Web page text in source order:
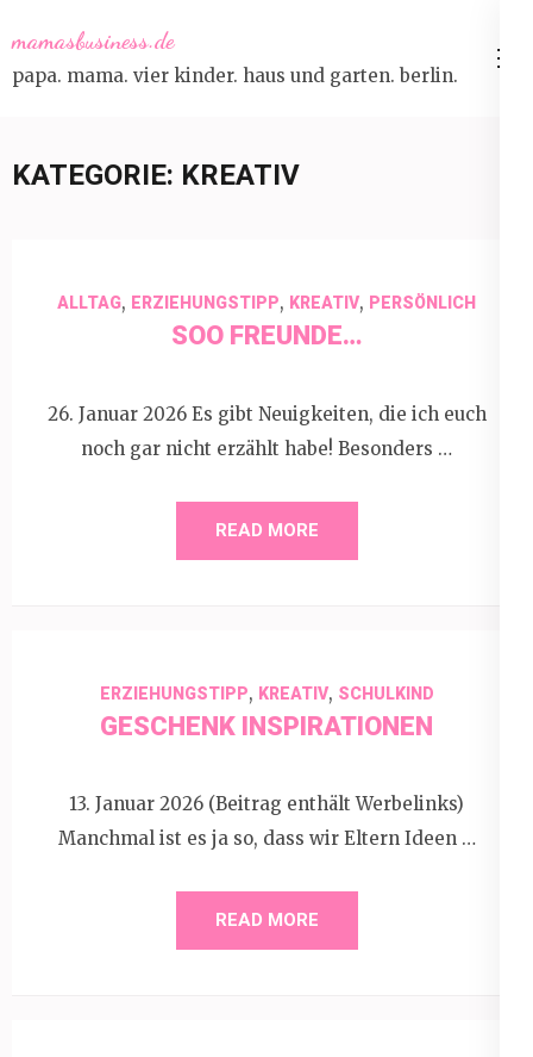
to
content
mamasbusiness.de
papa. mama. vier kinder. haus und garten. berlin.
KATEGORIE: KREATIV
ALLTAG, ERZIEHUNGSTIPP, KREATIV, PERSÖNLICH
SOO FREUNDE…
26. Januar 2026 Es gibt Neuigkeiten, die ich euch
noch gar nicht erzählt habe! Besonders …
READ MORE
ERZIEHUNGSTIPP, KREATIV, SCHULKIND
GESCHENK INSPIRATIONEN
13. Januar 2026 (Beitrag enthält Werbelinks)
Manchmal ist es ja so, dass wir Eltern Ideen …
READ MORE